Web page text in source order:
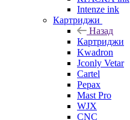
Intenze ink
Картриджи
Назад
Картриджи
Kwadron
Jconly Vetar
Cartel
Pepax
Mast Pro
WJX
CNC